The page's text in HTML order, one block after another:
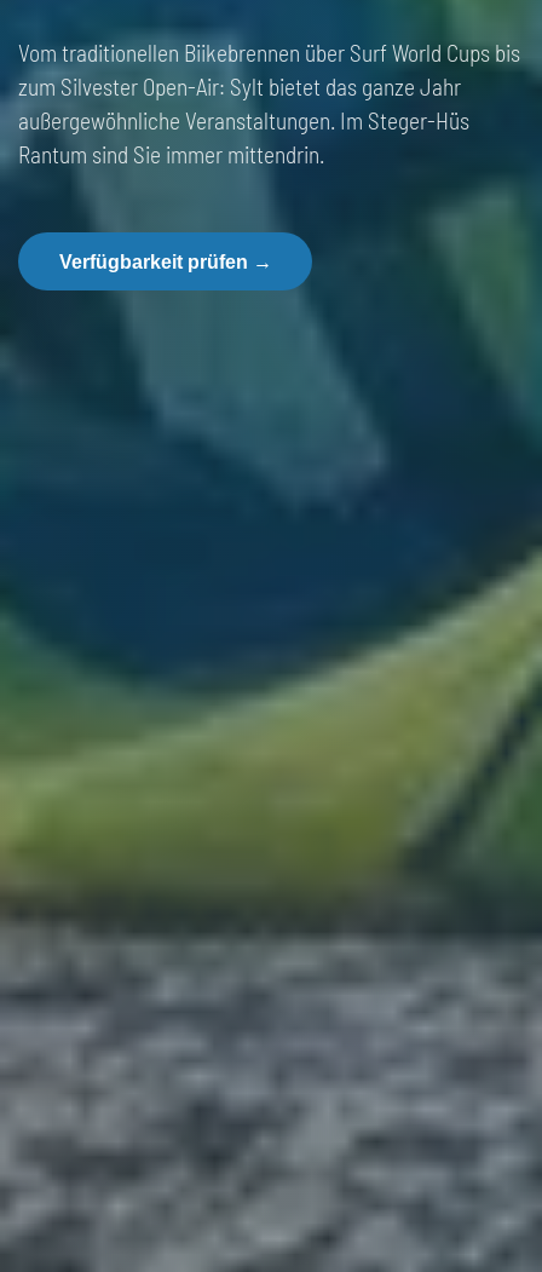
Vom traditionellen Biikebrennen über Surf World Cups bis
zum Silvester Open-Air: Sylt bietet das ganze Jahr
außergewöhnliche Veranstaltungen. Im Steger-Hüs
Rantum sind Sie immer mittendrin.
Verfügbarkeit prüfen →